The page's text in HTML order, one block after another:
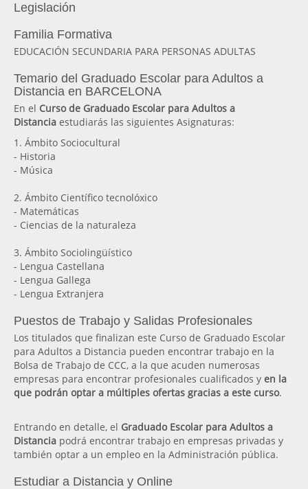
Legislación
Familia Formativa
EDUCACIÓN SECUNDARIA PARA PERSONAS ADULTAS
Temario del Graduado Escolar para Adultos a
Distancia en BARCELONA
En el Curso de Graduado Escolar para Adultos a
Distancia estudiarás las siguientes Asignaturas:
1. Ámbito Sociocultural
- Historia
- Música
2. Ámbito Científico tecnolóxico
- Matemáticas
- Ciencias de la naturaleza
3. Ámbito Sociolingüístico
- Lengua Castellana
- Lengua Gallega
- Lengua Extranjera
Puestos de Trabajo y Salidas Profesionales
Los titulados que finalizan este Curso de Graduado Escolar
para Adultos a Distancia pueden encontrar trabajo en la
Bolsa de Trabajo de CCC, a la que acuden numerosas
empresas para encontrar profesionales cualificados y en la
que podrán optar a múltiples ofertas gracias a este curso.
Entrando en detalle, el Graduado Escolar para Adultos a
Distancia podrá encontrar trabajo en empresas privadas y
también optar a un empleo en la Administración pública.
Estudiar a Distancia y Online